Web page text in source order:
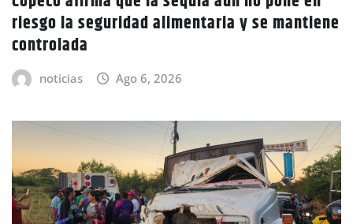
riesgo la seguridad alimentaria y se mantiene
controlada
noticias Ago 6, 2026